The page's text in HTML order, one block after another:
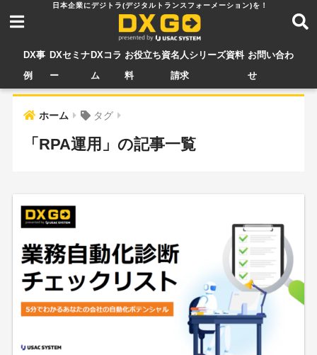
DX事
例
DXセミナ
ー
DXコラ
ム
お役立ち資
料
名人シリーズ資料
請求
お問い合わ
せ
ホーム タグ
「RPA運用」の記事一覧